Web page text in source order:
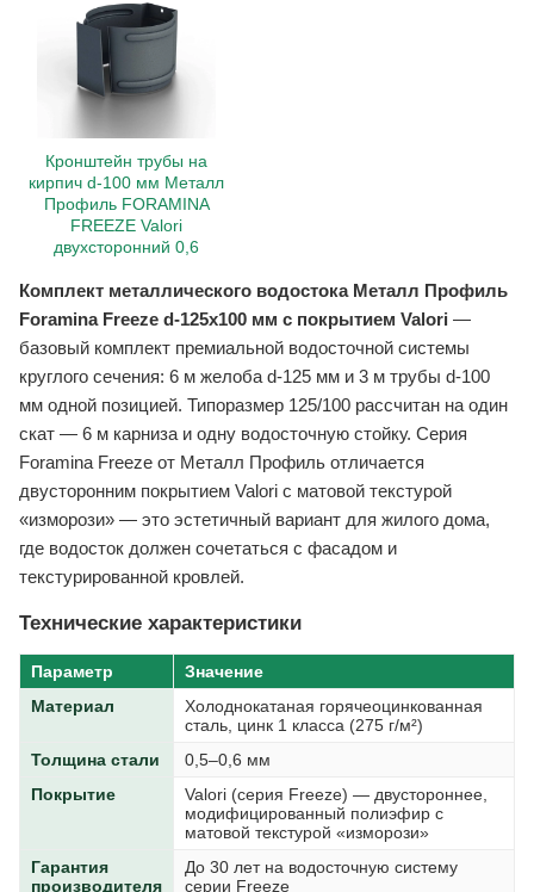
Кронштейн трубы на
кирпич d-100 мм Металл
Профиль FORAMINA
FREEZE Valori
двухсторонний 0,6
Комплект металлического водостока Металл Профиль
Foramina Freeze d-125x100 мм с покрытием Valori —
базовый комплект премиальной водосточной системы
круглого сечения: 6 м желоба d-125 мм и 3 м трубы d-100
мм одной позицией. Типоразмер 125/100 рассчитан на один
скат — 6 м карниза и одну водосточную стойку. Серия
Foramina Freeze от Металл Профиль отличается
двусторонним покрытием Valori с матовой текстурой
«изморози» — это эстетичный вариант для жилого дома,
где водосток должен сочетаться с фасадом и
текстурированной кровлей.
Технические характеристики
Параметр
Значение
Материал
Холоднокатаная горячеоцинкованная
сталь, цинк 1 класса (275 г/м²)
Толщина стали
0,5–0,6 мм
Покрытие
Valori (серия Freeze) — двустороннее,
модифицированный полиэфир с
матовой текстурой «изморози»
Гарантия
производителя
До 30 лет на водосточную систему
серии Freeze